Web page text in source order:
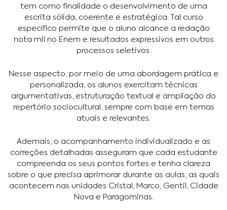
tem como finalidade o desenvolvimento de uma
escrita sólida, coerente e estratégica. Tal curso
específico permite que o aluno alcance a redação
nota mil no Enem e resultados expressivos em outros
processos seletivos.
Nesse aspecto, por meio de uma abordagem prática e
personalizada, os alunos exercitam técnicas
argumentativas, estruturação textual e ampliação do
repertório sociocultural, sempre com base em temas
atuais e relevantes.
Ademais, o acompanhamento individualizado e as
correções detalhadas asseguram que cada estudante
compreenda os seus pontos fortes e tenha clareza
sobre o que precisa aprimorar durante as aulas, as quais
acontecem nas unidades Cristal, Marco, Gentil, Cidade
Nova e Paragominas.